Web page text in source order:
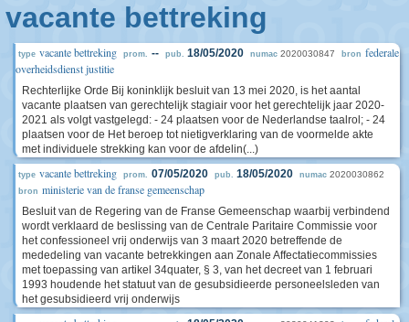
vacante bettreking
type vacante bettreking prom. -- pub. 18/05/2020 numac 2020030847 bron federale
overheidsdienst justitie
Rechterlijke Orde Bij koninklijk besluit van 13 mei 2020, is het aantal
vacante plaatsen van gerechtelijk stagiair voor het gerechtelijk jaar 2020-
2021 als volgt vastgelegd: - 24 plaatsen voor de Nederlandse taalrol; - 24
plaatsen voor de Het beroep tot nietigverklaring van de voormelde akte
met individuele strekking kan voor de afdelin(...)
type vacante bettreking prom. 07/05/2020 pub. 18/05/2020 numac 2020030862
bron ministerie van de franse gemeenschap
Besluit van de Regering van de Franse Gemeenschap waarbij verbindend
wordt verklaard de beslissing van de Centrale Paritaire Commissie voor
het confessioneel vrij onderwijs van 3 maart 2020 betreffende de
mededeling van vacante betrekkingen aan Zonale Affectatiecommissies
met toepassing van artikel 34quater, § 3, van het decreet van 1 februari
1993 houdende het statuut van de gesubsidieerde personeelsleden van
het gesubsidieerd vrij onderwijs